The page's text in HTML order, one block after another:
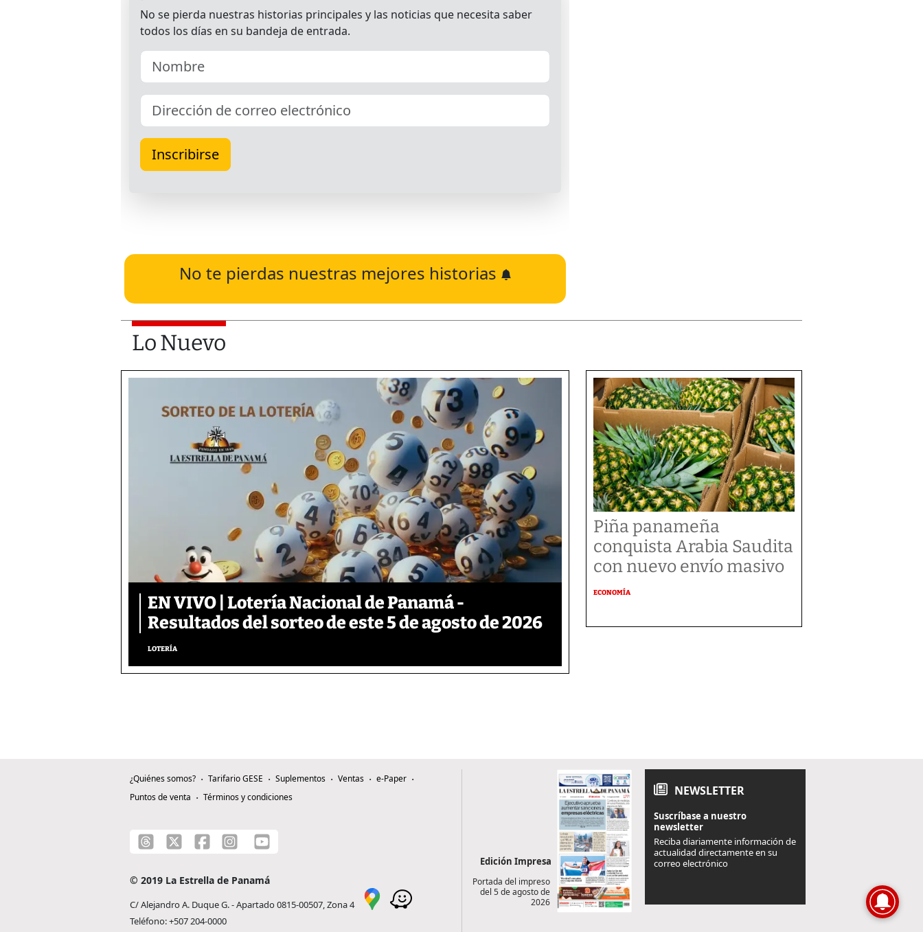
No te pierdas nuestras mejores historias
Lo Nuevo
EN VIVO | Lotería Nacional de Panamá -
Resultados del sorteo de este 5 de agosto de 2026
LOTERÍA
Piña panameña
conquista Arabia Saudita
con nuevo envío masivo
ECONOMÍA
¿Quiénes somos? Tarifario GESE Suplementos Ventas
e-Paper
Puntos de venta
Términos y condiciones
© 2019 La Estrella de Panamá
C/ Alejandro A. Duque G. - Apartado 0815-00507, Zona 4
Teléfono: +507 204-0000
Edición Impresa
Portada del impreso
del 5 de agosto de
2026
NEWSLETTER
Suscríbase a nuestro
newsletter
Reciba diariamente información de
actualidad directamente en su
correo electrónico